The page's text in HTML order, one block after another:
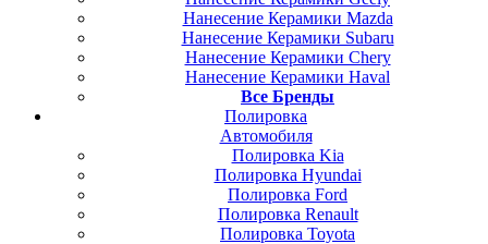
Нанесение Керамики Mazda
Нанесение Керамики Subaru
Нанесение Керамики Chery
Нанесение Керамики Haval
Все Бренды
Полировка
Автомобиля
Полировка Kia
Полировка Hyundai
Полировка Ford
Полировка Renault
Полировка Toyota